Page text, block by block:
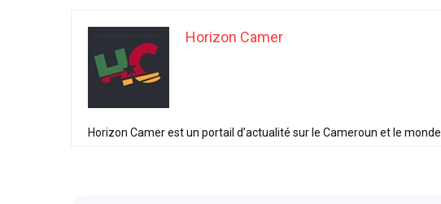
Horizon Camer
Horizon Camer est un portail d’actualité sur le Cameroun et le monde.